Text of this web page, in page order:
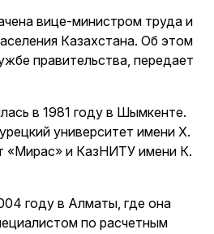
вице-министром труда и
Казахстана. Об этом
правительства, передает
в 1981 году в Шымкенте.
университет имени Х.
«Мирас» и КазНИТУ имени К.
году в Алматы, где она
по расчетным